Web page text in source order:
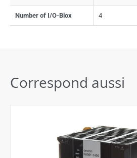
Number of I/O-Blox 4
Correspond aussi